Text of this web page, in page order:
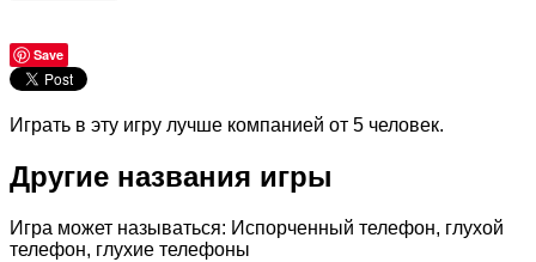
Save
Играть в эту игру лучше компанией от 5 человек.
Другие названия игры
Игра может называться: Испорченный телефон, глухой
телефон, глухие телефоны